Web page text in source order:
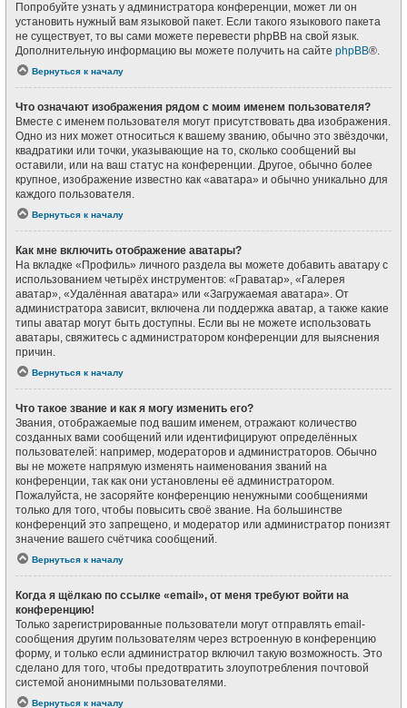
Попробуйте узнать у администратора конференции, может ли он
установить нужный вам языковой пакет. Если такого языкового пакета
не существует, то вы сами можете перевести phpBB на свой язык.
Дополнительную информацию вы можете получить на сайте phpBB®.
Вернуться к началу
Что означают изображения рядом с моим именем пользователя?
Вместе с именем пользователя могут присутствовать два изображения.
Одно из них может относиться к вашему званию, обычно это звёздочки,
квадратики или точки, указывающие на то, сколько сообщений вы
оставили, или на ваш статус на конференции. Другое, обычно более
крупное, изображение известно как «аватара» и обычно уникально для
каждого пользователя.
Вернуться к началу
Как мне включить отображение аватары?
На вкладке «Профиль» личного раздела вы можете добавить аватару с
использованием четырёх инструментов: «Граватар», «Галерея
аватар», «Удалённая аватара» или «Загружаемая аватара». От
администратора зависит, включена ли поддержка аватар, а также какие
типы аватар могут быть доступны. Если вы не можете использовать
аватары, свяжитесь с администратором конференции для выяснения
причин.
Вернуться к началу
Что такое звание и как я могу изменить его?
Звания, отображаемые под вашим именем, отражают количество
созданных вами сообщений или идентифицируют определённых
пользователей: например, модераторов и администраторов. Обычно
вы не можете напрямую изменять наименования званий на
конференции, так как они установлены её администратором.
Пожалуйста, не засоряйте конференцию ненужными сообщениями
только для того, чтобы повысить своё звание. На большинстве
конференций это запрещено, и модератор или администратор понизят
значение вашего счётчика сообщений.
Вернуться к началу
Когда я щёлкаю по ссылке «email», от меня требуют войти на
конференцию!
Только зарегистрированные пользователи могут отправлять email-
сообщения другим пользователям через встроенную в конференцию
форму, и только если администратор включил такую возможность. Это
сделано для того, чтобы предотвратить злоупотребления почтовой
системой анонимными пользователями.
Вернуться к началу